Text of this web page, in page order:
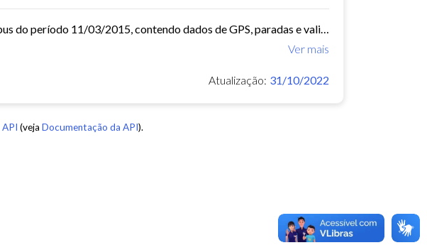
O arquivo contem dados de mobilidade de ônibus do período 11/03/2015, contendo dados de GPS, paradas e validação.
Ver mais
Atualização: 31/10/2022
API (veja Documentação da API).